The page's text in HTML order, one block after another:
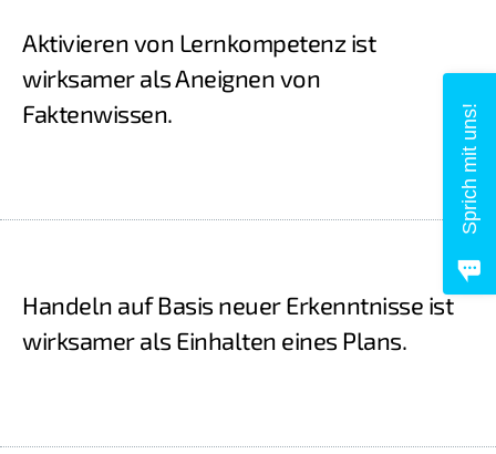
Sprich mit uns!
Aktivieren von Lernkompetenz ist
wirksamer als Aneignen von
Faktenwissen.
Handeln auf Basis neuer Erkenntnisse ist
wirksamer als Einhalten eines Plans.